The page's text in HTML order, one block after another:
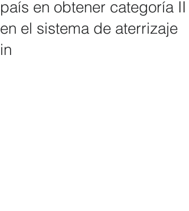
país en obtener categoría II
en el sistema de aterrizaje
in